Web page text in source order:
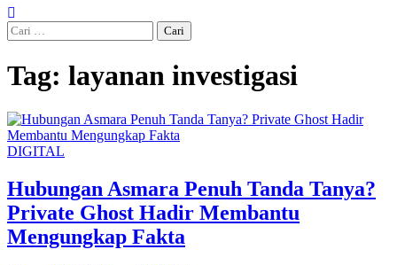
Cari
untuk:
Tag: layanan investigasi
DIGITAL
Hubungan Asmara Penuh Tanda Tanya?
Private Ghost Hadir Membantu
Mengungkap Fakta